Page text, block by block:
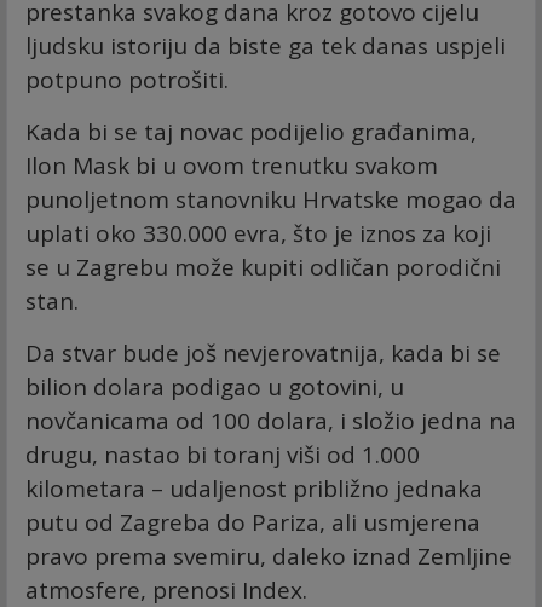
prestanka svakog dana kroz gotovo cijelu
ljudsku istoriju da biste ga tek danas uspjeli
potpuno potrošiti.
Kada bi se taj novac podijelio građanima,
Ilon Mask bi u ovom trenutku svakom
punoljetnom stanovniku Hrvatske mogao da
uplati oko 330.000 evra, što je iznos za koji
se u Zagrebu može kupiti odličan porodični
stan.
Da stvar bude još nevjerovatnija, kada bi se
bilion dolara podigao u gotovini, u
novčanicama od 100 dolara, i složio jedna na
drugu, nastao bi toranj viši od 1.000
kilometara – udaljenost približno jednaka
putu od Zagreba do Pariza, ali usmjerena
pravo prema svemiru, daleko iznad Zemljine
atmosfere, prenosi Index.